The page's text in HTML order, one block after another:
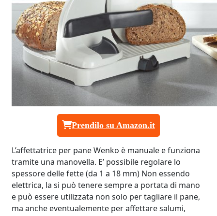
Prendilo su Amazon.it
L’affettatrice per pane Wenko è manuale e funziona
tramite una manovella. E’ possibile regolare lo
spessore delle fette (da 1 a 18 mm) Non essendo
elettrica, la si può tenere sempre a portata di mano
e può essere utilizzata non solo per tagliare il pane,
ma anche eventualemente per affettare salumi,